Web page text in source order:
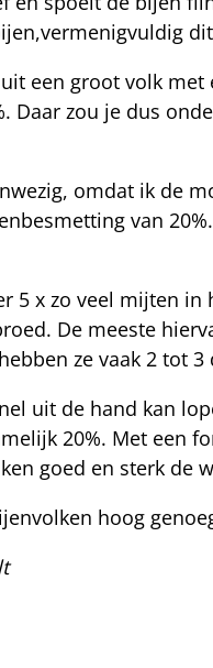
een groot volk
Daar zou je dus
omdat ik de
van
5 x zo veel mijten
De meeste
ze vaak 2 tot 3
uit de hand kan
20%. Met een
goed en sterk de
hoog